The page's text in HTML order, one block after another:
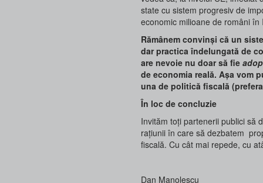
state cu sistem progresiv de
economic milioane de români în
Rămânem convinși că un
dar practica îndelungată de
are nevoie nu doar să fie
de economia reală. Așa vom
una de politică fiscală
În loc de concluzie
Invităm toți partenerii publici să
rațiunii în care să dezbatem
fiscală. Cu cât mai repede, cu
Dan